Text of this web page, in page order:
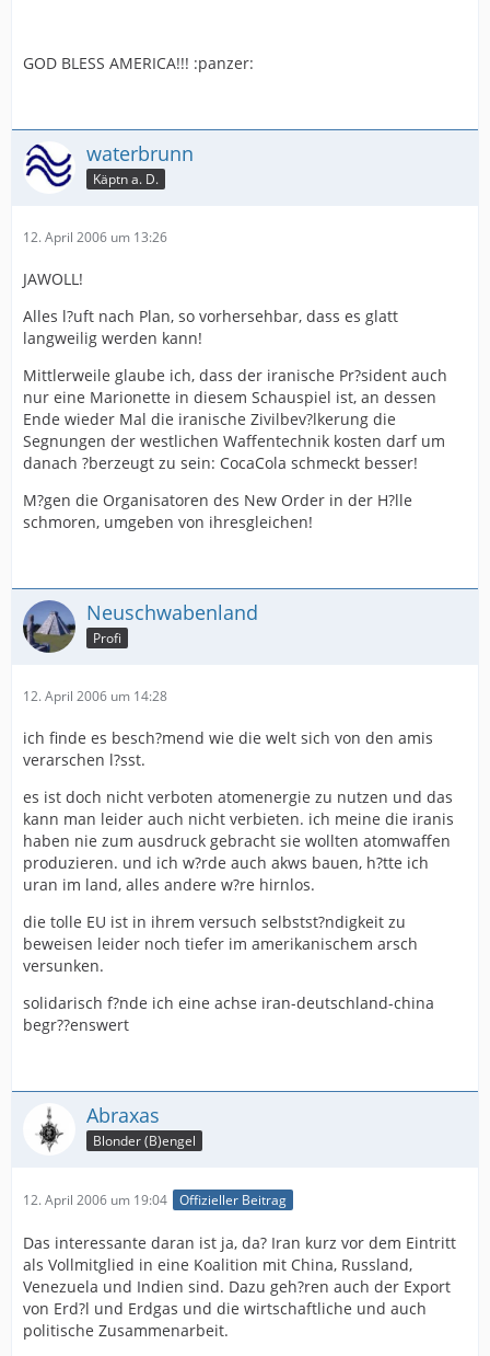
GOD BLESS AMERICA!!! :panzer:
waterbrunn
Käptn a. D.
12. April 2006 um 13:26
JAWOLL!
Alles l?uft nach Plan, so vorhersehbar, dass es glatt
langweilig werden kann!
Mittlerweile glaube ich, dass der iranische Pr?sident auch
nur eine Marionette in diesem Schauspiel ist, an dessen
Ende wieder Mal die iranische Zivilbev?lkerung die
Segnungen der westlichen Waffentechnik kosten darf um
danach ?berzeugt zu sein: CocaCola schmeckt besser!
M?gen die Organisatoren des New Order in der H?lle
schmoren, umgeben von ihresgleichen!
Neuschwabenland
Profi
12. April 2006 um 14:28
ich finde es besch?mend wie die welt sich von den amis
verarschen l?sst.
es ist doch nicht verboten atomenergie zu nutzen und das
kann man leider auch nicht verbieten. ich meine die iranis
haben nie zum ausdruck gebracht sie wollten atomwaffen
produzieren. und ich w?rde auch akws bauen, h?tte ich
uran im land, alles andere w?re hirnlos.
die tolle EU ist in ihrem versuch selbstst?ndigkeit zu
beweisen leider noch tiefer im amerikanischem arsch
versunken.
solidarisch f?nde ich eine achse iran-deutschland-china
begr??enswert
Abraxas
Blonder (B)engel
12. April 2006 um 19:04 Offizieller Beitrag
Das interessante daran ist ja, da? Iran kurz vor dem Eintritt
als Vollmitglied in eine Koalition mit China, Russland,
Venezuela und Indien sind. Dazu geh?ren auch der Export
von Erd?l und Erdgas und die wirtschaftliche und auch
politische Zusammenarbeit.